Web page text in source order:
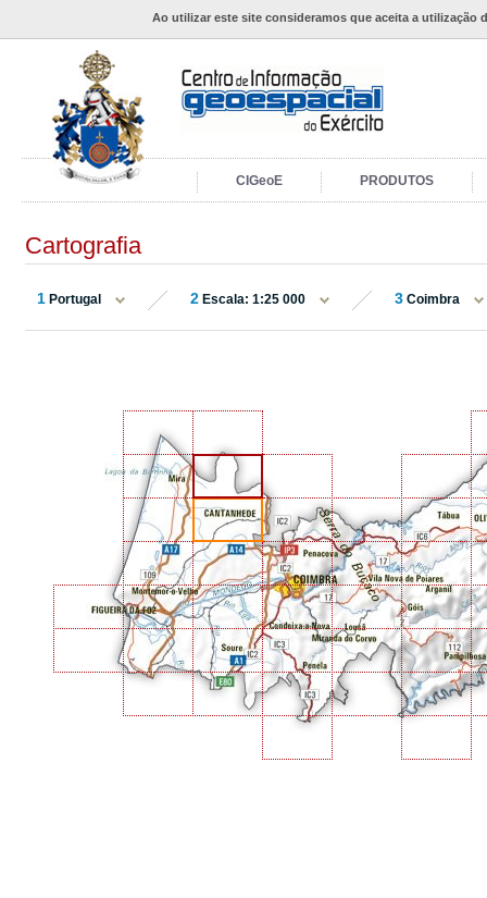
Ao utilizar este site consideramos que aceita a utilização
CIGeoE PRODUTOS
Cartografia
1 Portugal 2 Escala: 1:25 000 3 Coimbra